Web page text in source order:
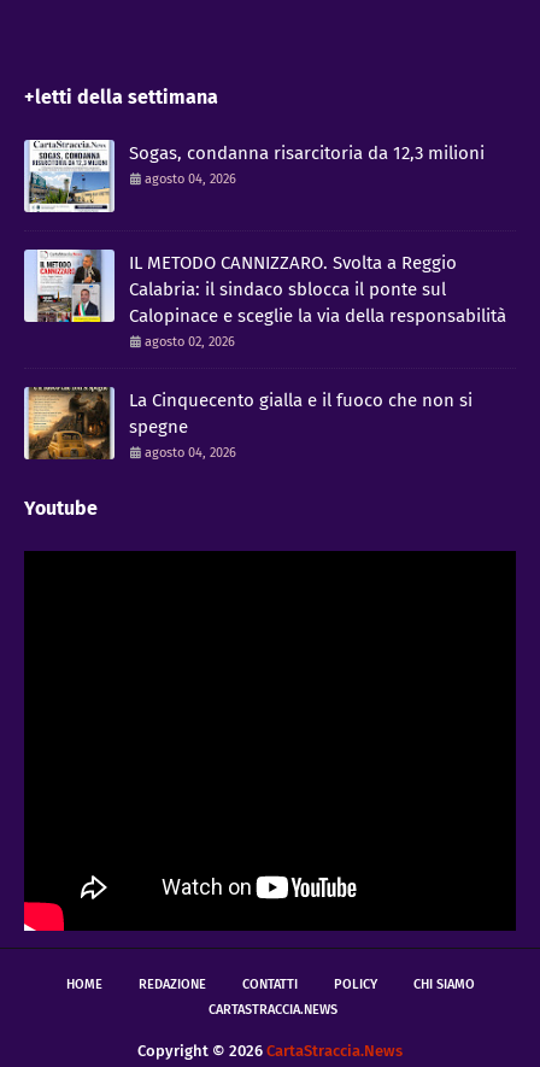
+letti della settimana
Sogas, condanna risarcitoria da 12,3 milioni
agosto 04, 2026
IL METODO CANNIZZARO​. Svolta a Reggio
Calabria: il sindaco sblocca il ponte sul
Calopinace e sceglie la via della responsabilità
agosto 02, 2026
La Cinquecento gialla e il fuoco che non si
spegne
agosto 04, 2026
Youtube
HOME REDAZIONE CONTATTI POLICY
CHI SIAMO
CARTASTRACCIA.NEWS
Copyright © 2026 CartaStraccia.News